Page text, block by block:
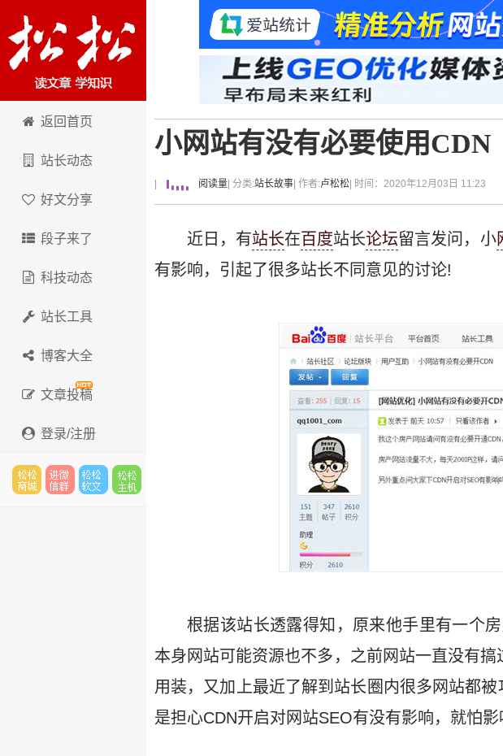
卢松松博客
返回首页
站长动态
好文分享
段子来了
科技动态
站长工具
博客大全
文章投稿
登录/注册
小网站有没有必要使用CDN
阅读量 | 分类:站长故事 | 作者:卢松松 | 时间：2020年12月03日 11:23
近日，有站长在百度站长论坛留言发问，小
有影响，引起了很多站长不同意见的讨论!
根据该站长透露得知，原来他手里有一个
本身网站可能资源也不多，之前网站一直没有搞
用装，又加上最近了解到站长圈内很多网站都
是担心CDN开启对网站SEO有没有影响，就怕